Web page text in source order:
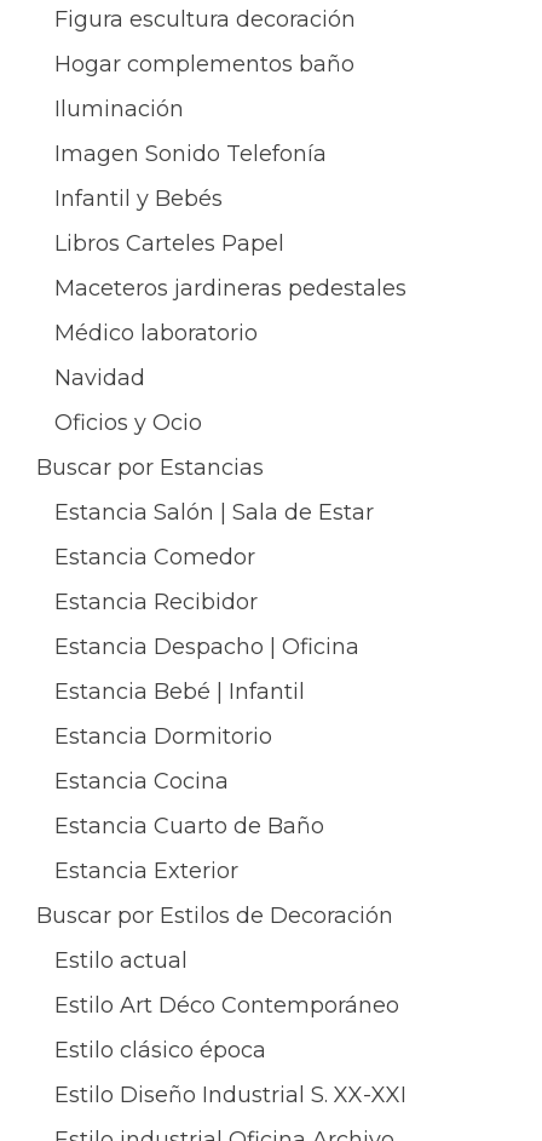
Figura escultura decoración
Hogar complementos baño
Iluminación
Imagen Sonido Telefonía
Infantil y Bebés
Libros Carteles Papel
Maceteros jardineras pedestales
Médico laboratorio
Navidad
Oficios y Ocio
Buscar por Estancias
Estancia Salón | Sala de Estar
Estancia Comedor
Estancia Recibidor
Estancia Despacho | Oficina
Estancia Bebé | Infantil
Estancia Dormitorio
Estancia Cocina
Estancia Cuarto de Baño
Estancia Exterior
Buscar por Estilos de Decoración
Estilo actual
Estilo Art Déco Contemporáneo
Estilo clásico época
Estilo Diseño Industrial S. XX-XXI